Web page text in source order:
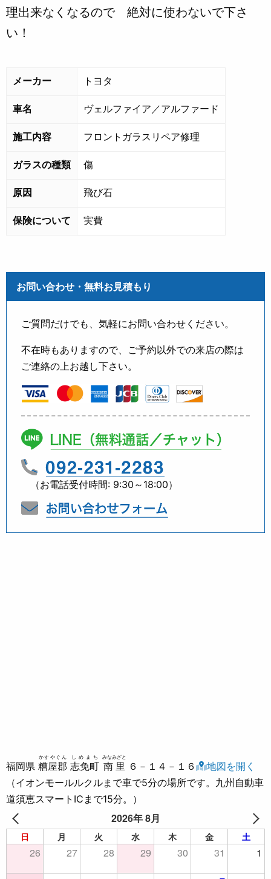
理出来なくなるので 絶対に使わないで下さ
い！
メーカー トヨタ
車名 ヴェルファイア／アルファード
施工内容 フロントガラスリペア修理
ガラスの種類 傷
原因 飛び石
保険について 実費
お問い合わせ・無料お見積もり
ご質問だけでも、気軽にお問い合わせください。
不在時もありますので、ご予約以外での来店の際は
ご連絡の上お越し下さい。
（お電話受付時間: 9:30～18:00）
福岡県 糟屋郡
かすやぐん
志免町
しめまち
南里
みなみざと
６－１４－１６
地図を開く
（イオンモールルクルまで車で5分の場所です。九州自動車
道須恵スマートICまで15分。）
2026年 8月
日 月 火 水 木 金 土
26 27 28 29 30 31 1